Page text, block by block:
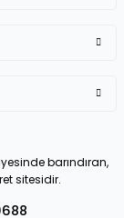
barındıran,
sitesidir.